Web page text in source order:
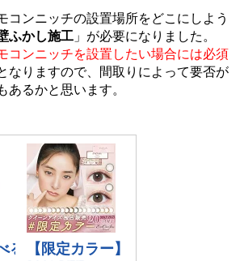
コンニッチの設置場所をどこにしよう
ふかし施工 」が必要になりました。
コンニッチを設置したい場合には必須
なりますので、間取りによって要否が
あるかと思います。